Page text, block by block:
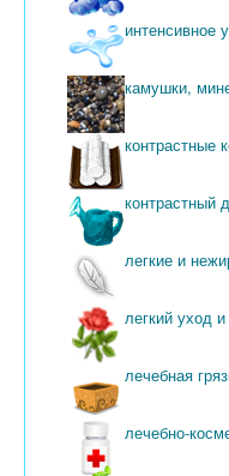
интенсивное
камушки,
контрастные
контрастный
легкие и
легкий уход
лечебная
лечебно-